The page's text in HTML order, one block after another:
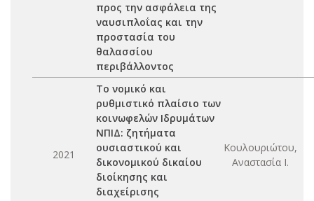
προς την ασφάλεια της
ναυσιπλοΐας και την
προστασία του
θαλασσίου
περιβάλλοντος
2021
Το νομικό και
ρυθμιστικό πλαίσιο των
κοινωφελών Ιδρυμάτων
ΝΠΙΔ: ζητήματα
ουσιαστικού και
δικονομικού δικαίου
διοίκησης και
διαχείρισης
Κουλουριώτου,
Αναστασία Ι.